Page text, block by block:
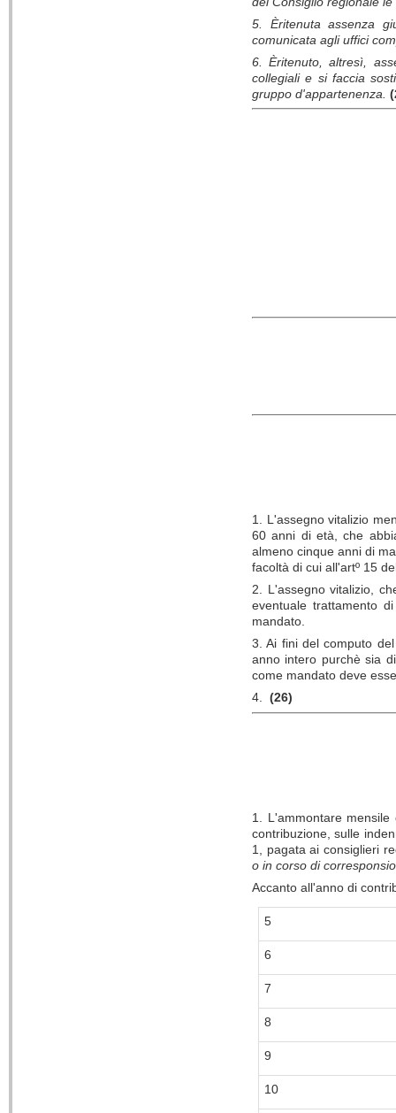
5. Èritenuta assenza
comunicata agli uffici
6. Èritenuto, altresì,
collegiali e si faccia
gruppo d'appartenenza.
1. L'assegno vitalizio
60 anni di età, che
almeno cinque anni di
facoltà di cui all'artº 15
2. L'assegno vitalizio,
eventuale trattamento
mandato.
3. Ai fini del computo
anno intero purchè sia
come mandato deve
4. (26)
1. L'ammontare
contribuzione, sulle
1, pagata ai consiglieri
o in corso di
Accanto all'anno di
5
6
7
8
9
10